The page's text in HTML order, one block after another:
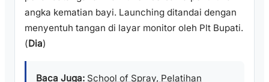
angka kematian bayi. Launching ditandai dengan
menyentuh tangan di layar monitor oleh Plt Bupati.
(Dia)
Baca Juga: School of Spray, Pelatihan